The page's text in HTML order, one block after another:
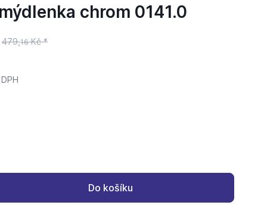
chrom 0141.0
479,16Kč *
Do košíku